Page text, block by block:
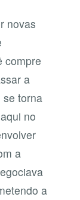
novas
compre
a
se torna
no
a
a